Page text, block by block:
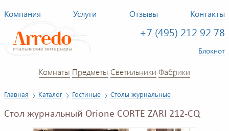
Компания Услуги Отзывы Контакты
+7 (495) 212 92 78
Блокнот
Комнаты Предметы Светильники Фабрики
Главная Каталог Гостиные Столы журнальные
Стол журнальный Orione CORTE ZARI 212-CQ